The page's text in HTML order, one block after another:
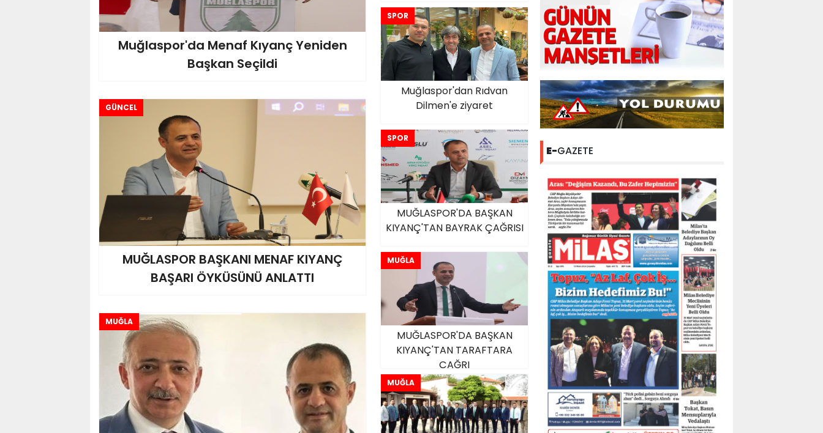
Muğlaspor'da Menaf Kıyanç Yeniden
Başkan Seçildi
SPOR
Muğlaspor'dan Rıdvan
Dilmen'e ziyaret
GÜNCEL
MUĞLASPOR BAŞKANI MENAF KIYANÇ
BAŞARI ÖYKÜSÜNÜ ANLATTI
SPOR
MUĞLASPOR'DA BAŞKAN
KIYANÇ'TAN BAYRAK ÇAĞRISI
MUĞLA
MUĞLASPOR'DA BAŞKAN
KIYANÇ'TAN TARAFTARA
ÇAĞRI
MUĞLA
MUĞLA
E-GAZETE